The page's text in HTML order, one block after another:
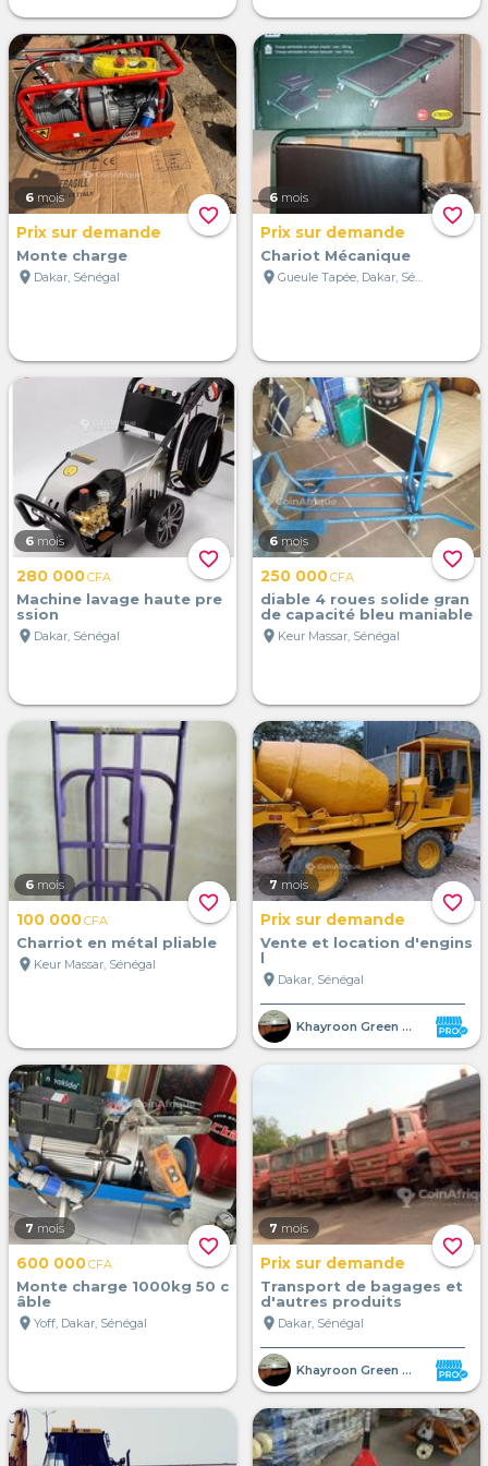
favorite_border
6 mois
Prix sur demande
Monte charge
location_on Dakar, Sénégal
favorite_border
6 mois
Prix sur demande
Chariot Mécanique
location_on
Gueule Tapée, Dakar, Sénégal
favorite_border
6 mois
280 000CFA
Machine lavage haute pre
ssion
location_on Dakar, Sénégal
favorite_border
6 mois
250 000CFA
diable 4 roues solide gran
de capacité bleu maniable
location_on Keur Massar, Sénégal
favorite_border
6 mois
100 000CFA
Charriot en métal pliable
location_on Keur Massar, Sénégal
favorite_border
7 mois
Prix sur demande
Vente et location d'engins
l
location_on Dakar, Sénégal
Khayroon Green Shelter SUARL
favorite_border
7 mois
600 000CFA
Monte charge 1000kg 50 c
âble
location_on Yoff, Dakar, Sénégal
favorite_border
7 mois
Prix sur demande
Transport de bagages et
d'autres produits
location_on Dakar, Sénégal
Khayroon Green Shelter SUARL